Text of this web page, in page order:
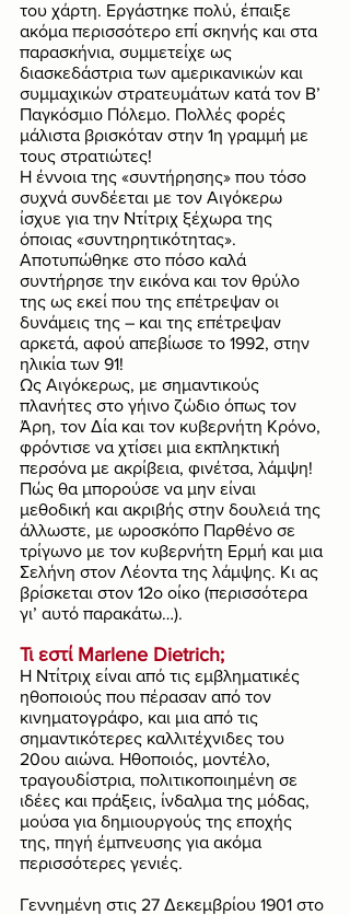
του χάρτη. Εργάστηκε πολύ, έπαιξε
ακόμα περισσότερο επί σκηνής και στα
παρασκήνια, συμμετείχε ως
διασκεδάστρια των αμερικανικών και
συμμαχικών στρατευμάτων κατά τον Β’
Παγκόσμιο Πόλεμο. Πολλές φορές
μάλιστα βρισκόταν στην 1η γραμμή με
τους στρατιώτες!
Η έννοια της «συντήρησης» που τόσο
συχνά συνδέεται με τον Αιγόκερω
ίσχυε για την Ντίτριχ ξέχωρα της
όποιας «συντηρητικότητας».
Αποτυπώθηκε στο πόσο καλά
συντήρησε την εικόνα και τον θρύλο
της ως εκεί που της επέτρεψαν οι
δυνάμεις της – και της επέτρεψαν
αρκετά, αφού απεβίωσε το 1992, στην
ηλικία των 91!
Ως Αιγόκερως, με σημαντικούς
πλανήτες στο γήινο ζώδιο όπως τον
Άρη, τον Δία και τον κυβερνήτη Κρόνο,
φρόντισε να χτίσει μια εκπληκτική
περσόνα με ακρίβεια, φινέτσα, λάμψη!
Πώς θα μπορούσε να μην είναι
μεθοδική και ακριβής στην δουλειά της
άλλωστε, με ωροσκόπο Παρθένο σε
τρίγωνο με τον κυβερνήτη Ερμή και μια
Σελήνη στον Λέοντα της λάμψης. Κι ας
βρίσκεται στον 12ο οίκο (περισσότερα
γι’ αυτό παρακάτω…).
Τι εστί Marlene Dietrich;
Η Ντίτριχ είναι από τις εμβληματικές
ηθοποιούς που πέρασαν από τον
κινηματογράφο, και μια από τις
σημαντικότερες καλλιτέχνιδες του
20ου αιώνα. Ηθοποιός, μοντέλο,
τραγουδίστρια, πολιτικοποιημένη σε
ιδέες και πράξεις, ίνδαλμα της μόδας,
μούσα για δημιουργούς της εποχής
της, πηγή έμπνευσης για ακόμα
περισσότερες γενιές.
Γεννημένη στις 27 Δεκεμβρίου 1901 στο